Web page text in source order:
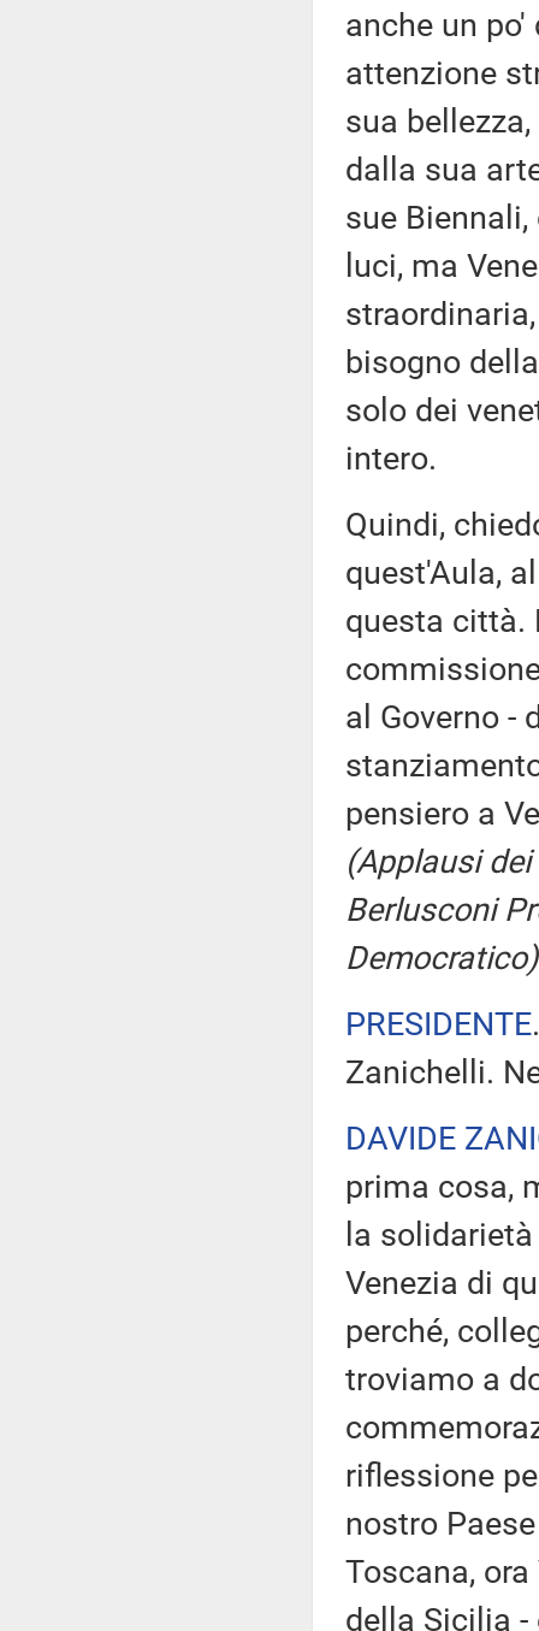
anche un
attenzione
sua
dalla sua
sue
luci, ma
bisogno
solo dei
intero.
Quindi,
quest'Aula,
questa città.
al Governo -
pensiero a
(Applausi
Berlusconi
PRESIDENTE
Zanichelli.
DAVIDE
prima cosa,
la
Venezia di
perché,
troviamo a
riflessione
nostro
Toscana,
della Sicilia -